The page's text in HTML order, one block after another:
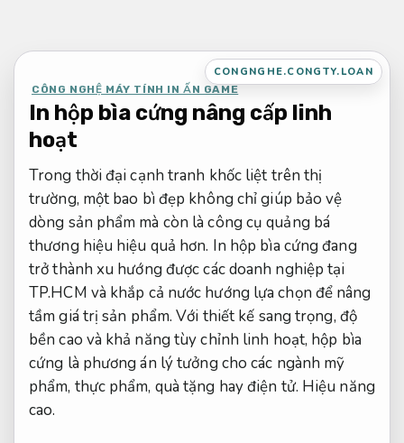
nội
dung
CONGNGHE.CONGTY.LOAN
CÔNG NGHỆ MÁY TÍNH IN ẤN GAME
In hộp bìa cứng nâng cấp linh
hoạt
Trong thời đại cạnh tranh khốc liệt trên thị
trường, một bao bì đẹp không chỉ giúp bảo vệ
dòng sản phẩm mà còn là công cụ quảng bá
thương hiệu hiệu quả hơn. In hộp bìa cứng đang
trở thành xu hướng được các doanh nghiệp tại
TP.HCM và khắp cả nước hướng lựa chọn để nâng
tầm giá trị sản phẩm. Với thiết kế sang trọng, độ
bền cao và khả năng tùy chỉnh linh hoạt, hộp bìa
cứng là phương án lý tưởng cho các ngành mỹ
phẩm, thực phẩm, quà tặng hay điện tử. Hiệu năng
cao.